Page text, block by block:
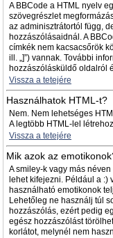
A BBCode a HTML nyelv
szövegrészlet
az adminisztrátortól függ,
hozzászólásaidnál. A
címkék nem kacsacsőrök
ill. „]”) vannak. További
hozzászólásküldő oldalról
Vissza a tetejére
Használhatok HTML-t?
Nem. Nem lehetséges
A legtöbb HTML-lel
Vissza a tetejére
Mik azok az
A smiley-k vagy más
lehet kifejezni. Például a :)
használható emotikonok
Lehetőleg ne használj túl
hozzászólás, ezért pedig
egész hozzászólást
korlátot, melynél nem